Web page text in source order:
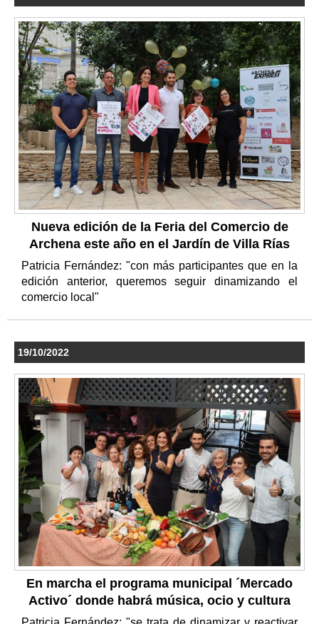
Nueva edición de la Feria del Comercio de
Archena este año en el Jardín de Villa Rías
Patricia Fernández: "con más participantes que en la
edición anterior, queremos seguir dinamizando el
comercio local"
19/10/2022
En marcha el programa municipal ´Mercado
Activo´ donde habrá música, ocio y cultura